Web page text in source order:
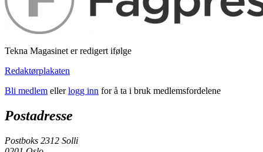
Tekna Magasinet er redigert ifølge
Redaktørplakaten
Bli medlem ellerlogg inn for å ta i bruk medlemsfordelene
Postadresse
Postboks 2312 Solli